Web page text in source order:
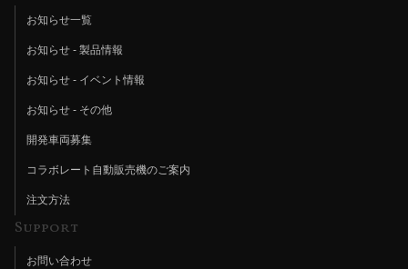
お知らせ一覧
お知らせ - 製品情報
お知らせ - イベント情報
お知らせ - その他
開発車両募集
コラボレート自動販売機のご案内
注文方法
Support
お問い合わせ